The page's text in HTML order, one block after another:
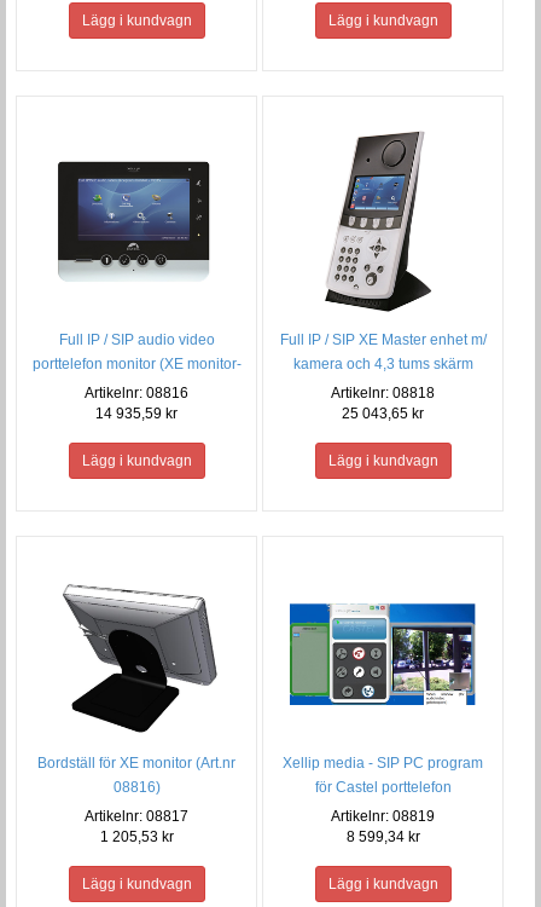
Full IP / SIP audio video
porttelefon monitor (XE monitor-
P)
Artikelnr: 08816
14 935,59 kr
Full IP / SIP XE Master enhet m/
kamera och 4,3 tums skärm
Artikelnr: 08818
25 043,65 kr
Bordställ för XE monitor (Art.nr
08816)
Artikelnr: 08817
1 205,53 kr
Xellip media - SIP PC program
för Castel porttelefon
Artikelnr: 08819
8 599,34 kr